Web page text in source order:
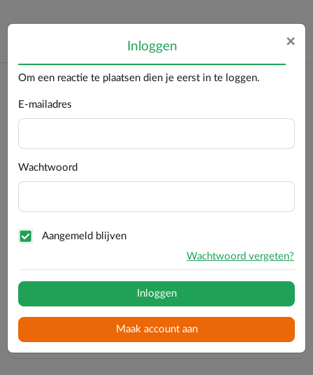
Inloggen ×
Om een reactie te plaatsen dien je eerst in te loggen.
E-mailadres
Wachtwoord
Aangemeld blijven
Wachtwoord vergeten?
Inloggen
Maak account aan
Terug
CampersCaravans.nl
Doréma Doréma Diamond X...